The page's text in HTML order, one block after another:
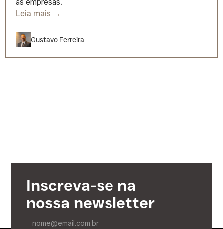
as empresas.
Leia mais →
Gustavo Ferreira
Inscreva-se na
nossa newsletter